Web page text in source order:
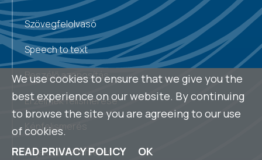
We use cookies to ensure that we give you the
best experience on our website. By continuing
to browse the site you are agreeing to our use
of cookies.
READ PRIVACY POLICY
OK
Szövegfelolvasó
Speech to text
Beszélő azonosítás
Érzelmek felismerése
Képfelismerés
Objektum felismerés